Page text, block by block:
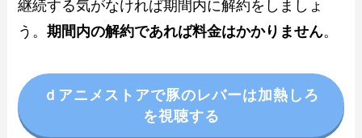
継続する気がなければ期間内に解約をしましょ
う。期間内の解約であれば料金はかかりません。
ｄアニメストアで豚のレバーは加熱しろ
を視聴する